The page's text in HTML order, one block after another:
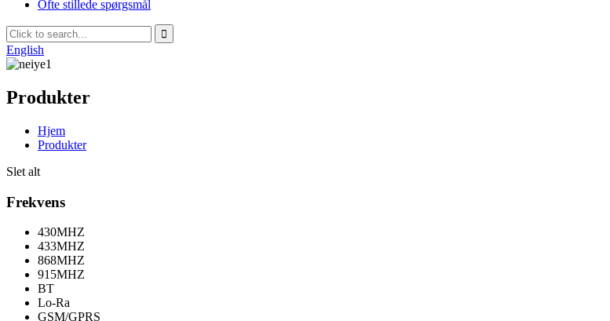
Ofte stillede spørgsmål
English
Produkter
Hjem
Produkter
Slet alt
Frekvens
430MHZ
433MHZ
868MHZ
915MHZ
BT
Lo-Ra
GSM/GPRS